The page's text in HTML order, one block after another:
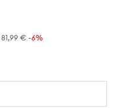
81,99 € -6%